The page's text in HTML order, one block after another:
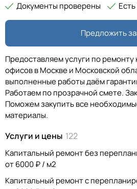
Документы проверены
Предложить
Предоставляем услуги по ремонту
офисов в Москве и Московской
выполненные работы даём
Работаем по прозрачной смете.
Поможем закупить все
материалы.
Услуги и цены 122
Капитальный ремонт без
от 6000 ₽ / м2
Капитальный ремонт с